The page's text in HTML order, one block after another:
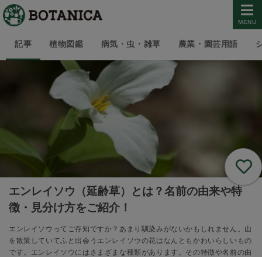
MENU
記事 植物図鑑 病気・虫・雑草 農業・園芸用語
エンレイソウ（延齢草）とは？名前の由来や特
徴・見分け方をご紹介！
エンレイソウってご存知ですか？あまり馴染みがないかもしれません。山
を散策していてふと出会うエンレイソウの花はなんともかわいらしいもの
です。エンレイソウにはさまざまな種類があります。その特徴や名前の由